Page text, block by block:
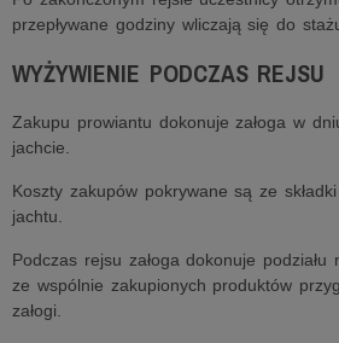
przepływane godziny wliczają się do
WYŻYWIENIE PODCZAS REJSU
Zakupu prowiantu dokonuje załoga w
jachcie.
Koszty zakupów pokrywane są ze
jachtu.
Podczas rejsu załoga dokonuje
ze wspólnie zakupionych produktów
załogi.